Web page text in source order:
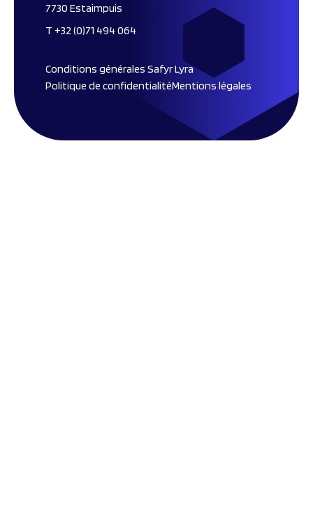
7730 Estaimpuis
T +32 (0)71 494 064
Conditions générales Safyr Lyra
Politique de confidentialitéMentions légales